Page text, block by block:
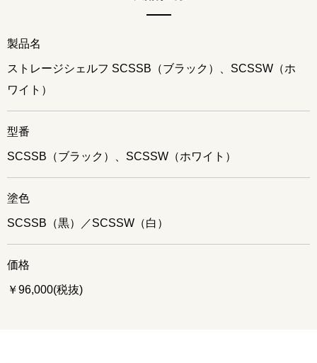
製品名
ストレージシェルフ SCSSB（ブラック）、SCSSW（ホ
ワイト）
型番
SCSSB（ブラック）、SCSSW（ホワイト）
塗色
SCSSB（黒）／SCSSW（白）
価格
￥96,000(税抜)